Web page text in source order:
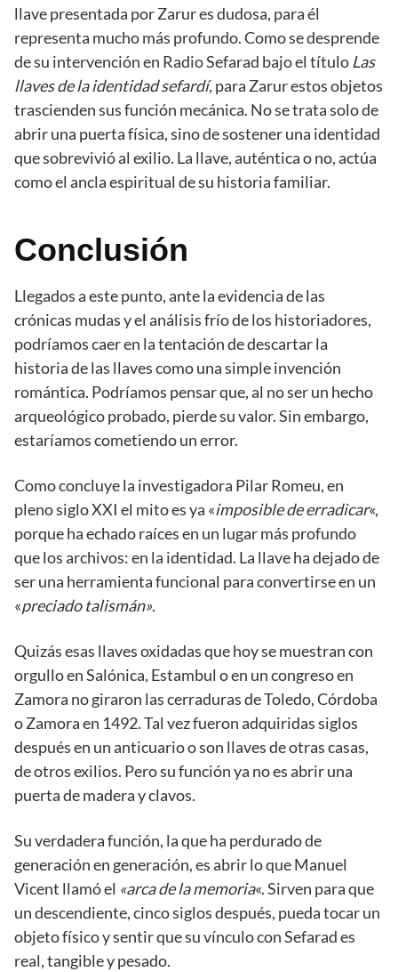
llave presentada por Zarur es dudosa, para él
representa mucho más profundo. Como se desprende
de su intervención en Radio Sefarad bajo el títuloLas
llaves de la identidad sefardí,para Zarur estos objetos
trascienden sus función mecánica. No se trata solo de
abrir una puerta física, sino de sostener una identidad
que sobrevivió al exilio. La llave, auténtica o no, actúa
como el ancla espiritual de su historia familiar.
Conclusión
Llegados a este punto, ante la evidencia de las
crónicas mudas y el análisis frío de los historiadores,
podríamos caer en la tentación de descartar la
historia de las llaves como una simple invención
romántica. Podríamos pensar que, al no ser un hecho
arqueológico probado, pierde su valor. Sin embargo,
estaríamos cometiendo un error.
Como concluye la investigadora Pilar Romeu, en
pleno siglo XXI el mito es ya «imposible de erradicar«,
porque ha echado raíces en un lugar más profundo
que los archivos: en la identidad. La llave ha dejado de
ser una herramienta funcional para convertirse en un
«preciado talismán».
Quizás esas llaves oxidadas que hoy se muestran con
orgullo en Salónica, Estambul o en un congreso en
Zamora no giraron las cerraduras de Toledo, Córdoba
o Zamora en 1492. Tal vez fueron adquiridas siglos
después en un anticuario o son llaves de otras casas,
de otros exilios. Pero su función ya no es abrir una
puerta de madera y clavos.
Su verdadera función, la que ha perdurado de
generación en generación, es abrir lo que Manuel
Vicent llamó el «arca de la memoria«. Sirven para que
un descendiente, cinco siglos después, pueda tocar un
objeto físico y sentir que su vínculo con Sefarad es
real, tangible y pesado.